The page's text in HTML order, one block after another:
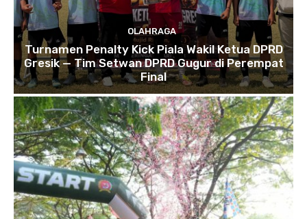
OLAHRAGA
Turnamen Penalty Kick Piala Wakil Ketua DPRD
Gresik — Tim Setwan DPRD Gugur di Perempat
Final